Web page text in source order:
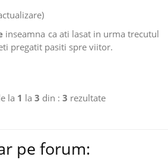
inseamna ca ati lasat in urma trecutul
pregatit pasiti spre viitor.
la 1 la 3 din : 3 rezultate
pe forum: